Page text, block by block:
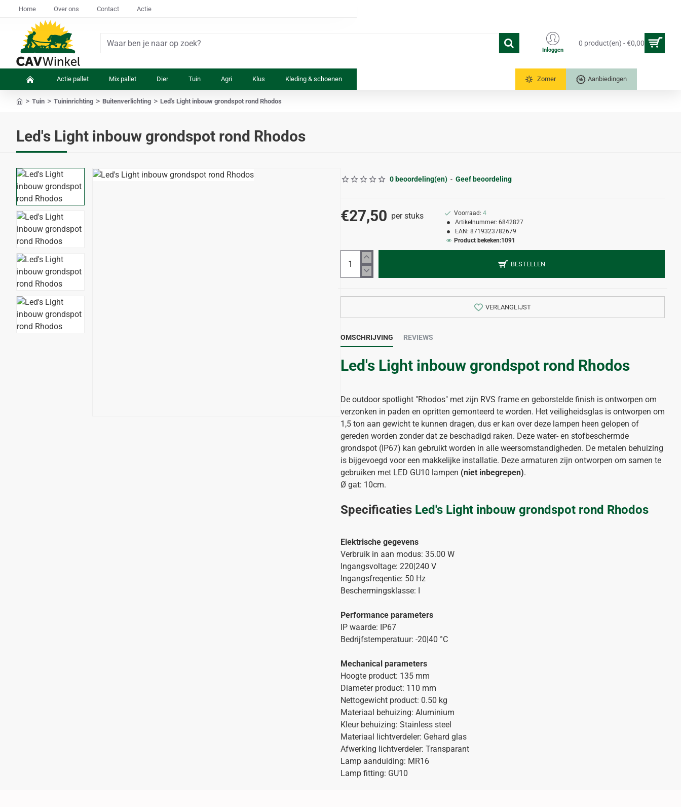
Home Over ons Contact Actie
Waar
op
Inloggen
0 product(en) - €0,00
Actie pallet Mix pallet Dier Tuin Agri Klus Kleding & schoenen Zomer Aanbiedingen
Led's Light inbouw grondspot rond Rhodos
Tuin Tuininrichting Buitenverlichting Led's Light inbouw grondspot rond Rhodos
0 beoordeling(en) - Geef beoordeling
€27,50 per stuks Voorraad: 4
Artikelnummer: 6842827
EAN: 8719323782679
Product bekeken:1091
BESTELLEN
VERLANGLIJST
OMSCHRIJVING REVIEWS
Led's Light inbouw grondspot rond Rhodos
De outdoor spotlight "Rhodos" met zijn RVS frame en geborstelde finish is ontworpen om
verzonken in paden en opritten gemonteerd te worden. Het veiligheidsglas is ontworpen om
1,5 ton aan gewicht te kunnen dragen, dus er kan over deze lampen heen gelopen of
gereden worden zonder dat ze beschadigd raken. Deze water- en stofbeschermde
grondspot (IP67) kan gebruikt worden in alle weersomstandigheden. De metalen behuizing
is bijgevoegd voor een makkelijke installatie. Deze armaturen zijn ontworpen om samen te
gebruiken met LED GU10 lampen (niet inbegrepen).
Ø gat: 10cm.
Specificaties Led's Light inbouw grondspot rond Rhodos
Elektrische gegevens
Verbruik in aan modus: 35.00 W
Ingangsvoltage: 220|240 V
Ingangsfreqentie: 50 Hz
Beschermingsklasse: I
Performance parameters
IP waarde: IP67
Bedrijfstemperatuur: -20|40 °C
Mechanical parameters
Hoogte product: 135 mm
Diameter product: 110 mm
Nettogewicht product: 0.50 kg
Materiaal behuizing: Aluminium
Kleur behuizing: Stainless steel
Materiaal lichtverdeler: Gehard glas
Afwerking lichtverdeler: Transparant
Lamp aanduiding: MR16
Lamp fitting: GU10